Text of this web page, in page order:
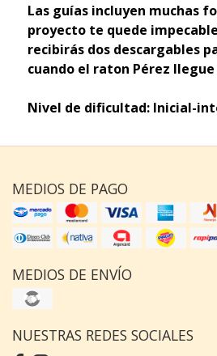
Las guías incluyen muchas
proyecto te quede
recibirás dos descargables
cuando el raton Pérez llegue
Nivel de dificultad: Inicial-
MEDIOS DE PAGO
MEDIOS DE ENVÍO
NUESTRAS REDES SOCIALES